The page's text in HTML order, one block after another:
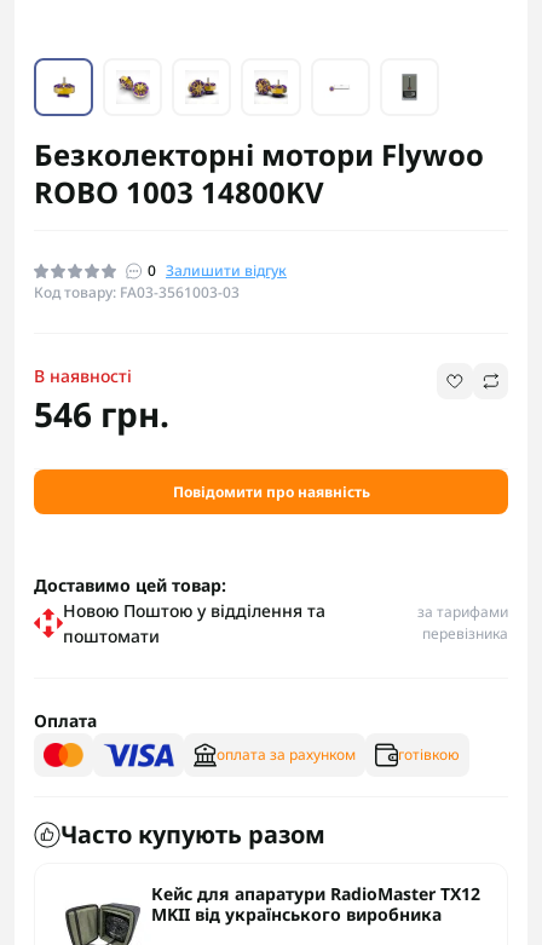
Безколекторні мотори Flywoo
ROBO 1003 14800KV
0 Залишити відгук
Код товару: FA03-3561003-03
В наявності
546 грн.
Повідомити про наявність
Доставимо цей товар:
Новою Поштою у відділення та
поштомати
за тарифами
перевізника
Оплата
оплата за рахунком готівкою
Часто купують разом
Кейс для апаратури RadioMaster TX12
MKII від українського виробника